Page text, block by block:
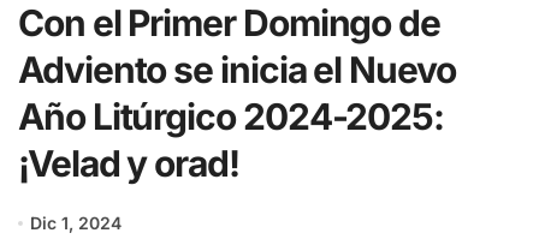
Con el Primer Domingo de
Adviento se inicia el Nuevo
Año Litúrgico 2024-2025:
¡Velad y orad!
Dic 1, 2024